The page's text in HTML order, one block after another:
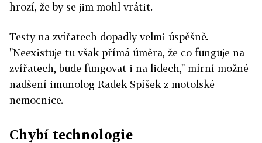
hrozí, že by se jim mohl vrátit.
Testy na zvířatech dopadly velmi úspěšně.
"Neexistuje tu však přímá úměra, že co funguje na
zvířatech, bude fungovat i na lidech," mírní možné
nadšení imunolog Radek Spíšek z motolské
nemocnice.
Chybí technologie